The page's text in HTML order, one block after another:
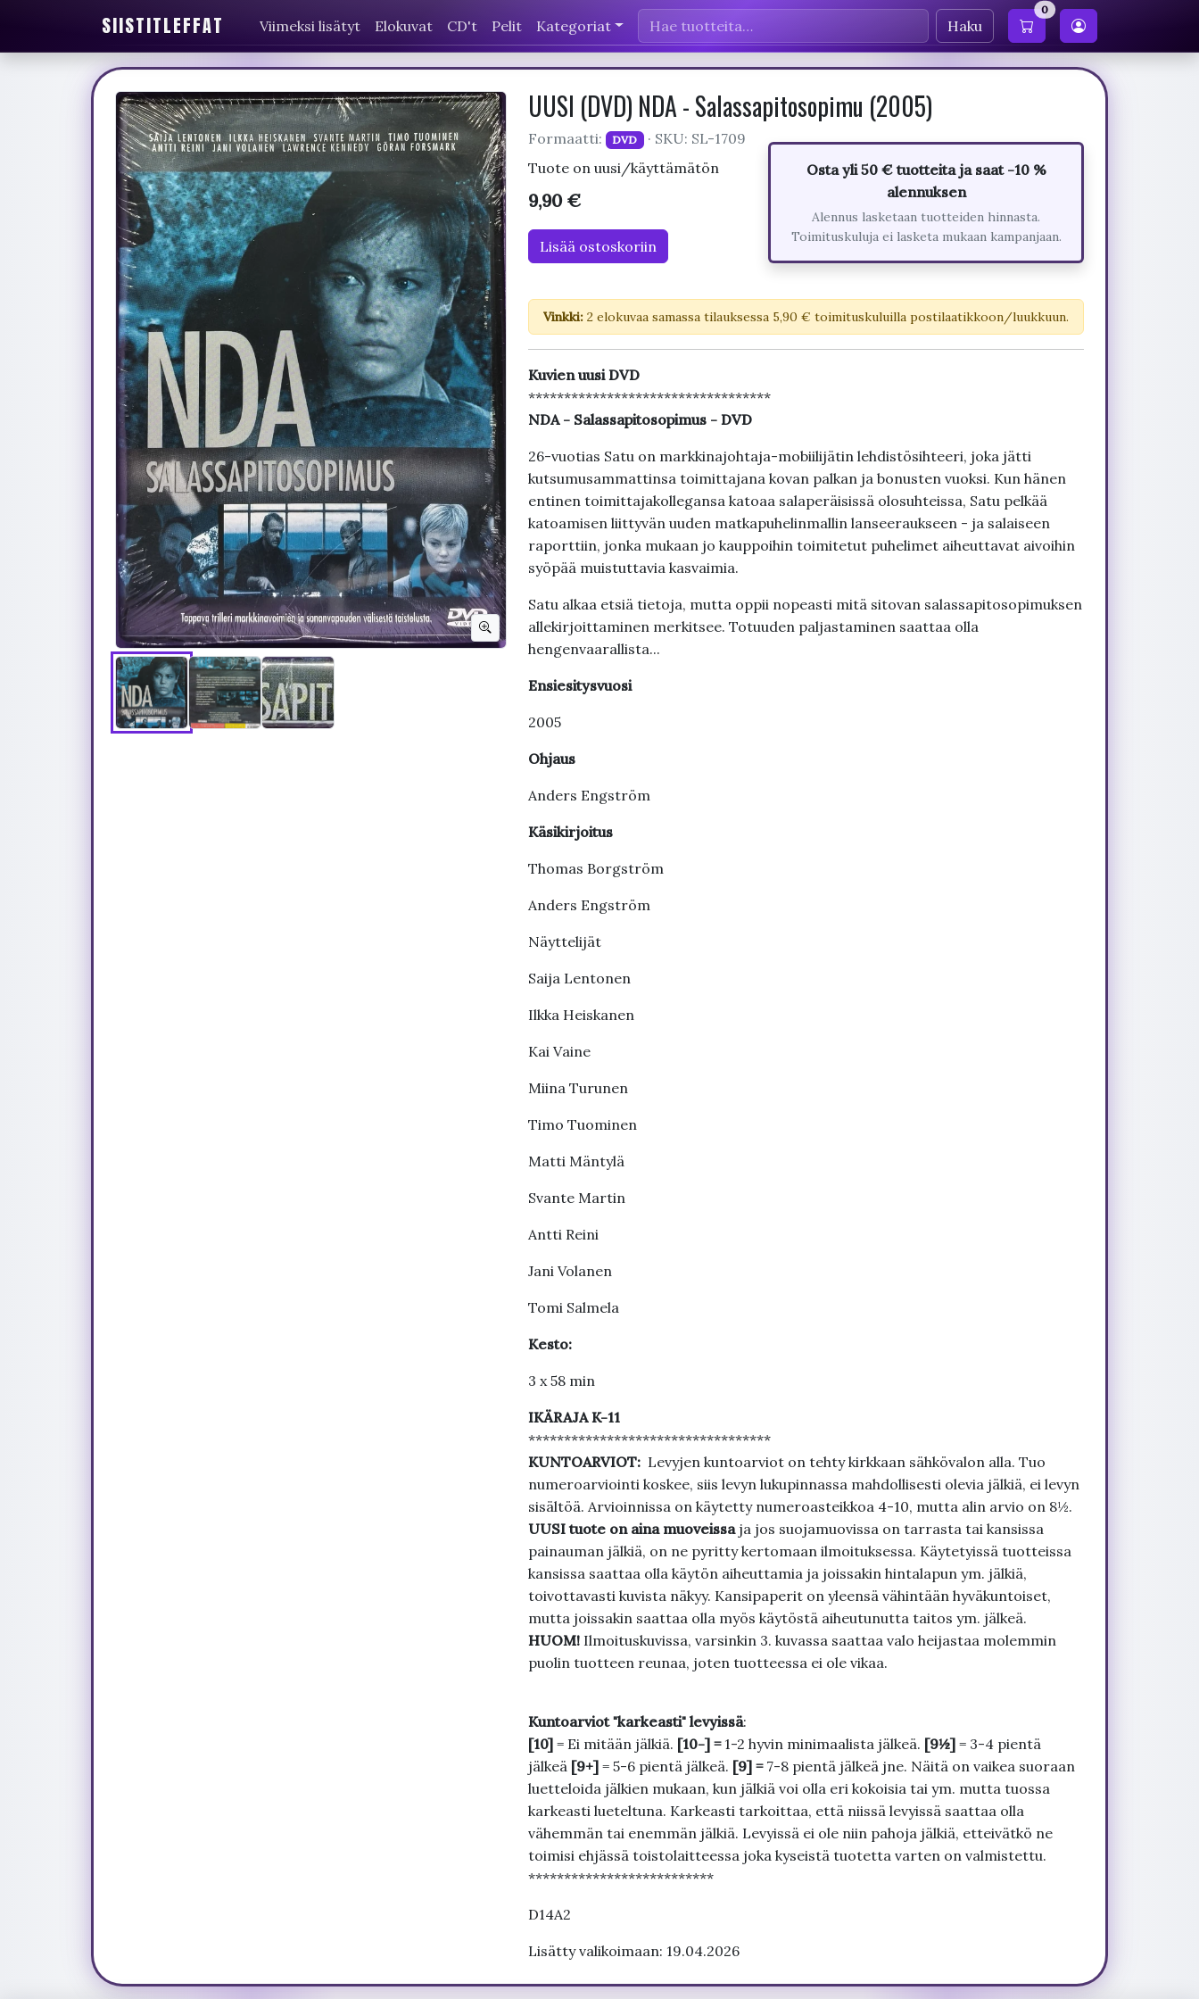
SIISTITLEFFAT Viimeksi lisätyt Elokuvat CD't Pelit Kategoriat Haku
0
UUSI (DVD) NDA - Salassapitosopimu (2005)
Formaatti: DVD
· SKU: SL-1709
Tuote on uusi/käyttämätön
9,90 €
Lisää ostoskoriin
Osta yli 50 € tuotteita ja saat -10 %
alennuksen
Alennus lasketaan tuotteiden hinnasta.
Toimituskuluja ei lasketa mukaan kampanjaan.
Vinkki:2 elokuvaa samassa tilauksessa 5,90 € toimituskuluilla postilaatikkoon/luukkuun.
Kuvien uusi DVD
**********************************
NDA - Salassapitosopimus - DVD
26-vuotias Satu on markkinajohtaja-mobiilijätin lehdistösihteeri, joka jätti
kutsumusammattinsa toimittajana kovan palkan ja bonusten vuoksi. Kun hänen
entinen toimittajakollegansa katoaa salaperäisissä olosuhteissa, Satu pelkää
katoamisen liittyvän uuden matkapuhelinmallin lanseeraukseen - ja salaiseen
raporttiin, jonka mukaan jo kauppoihin toimitetut puhelimet aiheuttavat aivoihin
syöpää muistuttavia kasvaimia.
Satu alkaa etsiä tietoja, mutta oppii nopeasti mitä sitovan salassapitosopimuksen
allekirjoittaminen merkitsee. Totuuden paljastaminen saattaa olla
hengenvaarallista...
Ensiesitysvuosi
2005
Ohjaus
Anders Engström
Käsikirjoitus
Thomas Borgström
Anders Engström
Näyttelijät
Saija Lentonen
Ilkka Heiskanen
Kai Vaine
Miina Turunen
Timo Tuominen
Matti Mäntylä
Svante Martin
Antti Reini
Jani Volanen
Tomi Salmela
Kesto:
3 x 58 min
IKÄRAJA K-11
**********************************
KUNTOARVIOT: Levyjen kuntoarviot on tehty kirkkaan sähkövalon alla. Tuo
numeroarviointi koskee, siis levyn lukupinnassa mahdollisesti olevia jälkiä, ei levyn
sisältöä. Arvioinnissa on käytetty numeroasteikkoa 4-10, mutta alin arvio on 8½.
UUSI tuote on aina muoveissa ja jos suojamuovissa on tarrasta tai kansissa
painauman jälkiä, on ne pyritty kertomaan ilmoituksessa. Käytetyissä tuotteissa
kansissa saattaa olla käytön aiheuttamia ja joissakin hintalapun ym. jälkiä,
toivottavasti kuvista näkyy. Kansipaperit on yleensä vähintään hyväkuntoiset,
mutta joissakin saattaa olla myös käytöstä aiheutunutta taitos ym. jälkeä.
HUOM!Ilmoituskuvissa, varsinkin 3. kuvassa saattaa valo heijastaa molemmin
puolin tuotteen reunaa, joten tuotteessa ei ole vikaa.
Kuntoarviot "karkeasti" levyissä:
[10]= Ei mitään jälkiä. [10-] = 1-2 hyvin minimaalista jälkeä. [9½]= 3-4 pientä
jälkeä [9+]= 5-6 pientä jälkeä. [9] = 7-8 pientä jälkeä jne. Näitä on vaikea suoraan
luetteloida jälkien mukaan, kun jälkiä voi olla eri kokoisia tai ym. mutta tuossa
karkeasti lueteltuna. Karkeasti tarkoittaa, että niissä levyissä saattaa olla
vähemmän tai enemmän jälkiä. Levyissä ei ole niin pahoja jälkiä, etteivätkö ne
toimisi ehjässä toistolaitteessa joka kyseistä tuotetta varten on valmistettu.
**************************
D14A2
Lisätty valikoimaan: 19.04.2026